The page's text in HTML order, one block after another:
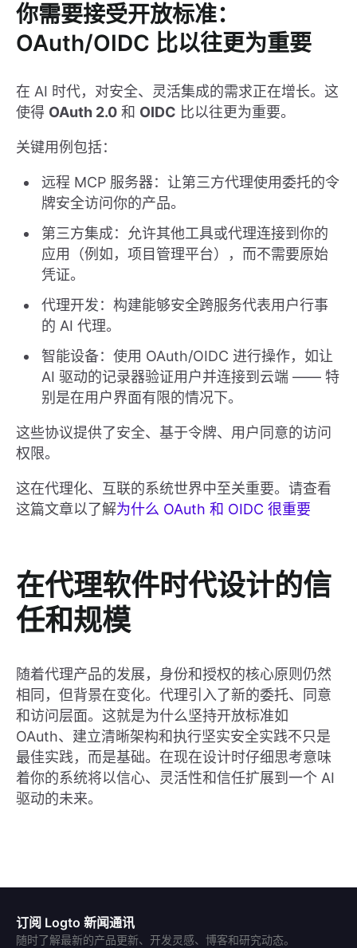
你需要接受开放标准：
OAuth/OIDC 比以往更为重要
在 AI 时代，对安全、灵活集成的需求正在增长。这
使得 OAuth 2.0 和 OIDC 比以往更为重要。
关键用例包括：
远程 MCP 服务器：让第三方代理使用委托的令
牌安全访问你的产品。
第三方集成：允许其他工具或代理连接到你的
应用（例如，项目管理平台），而不需要原始
凭证。
代理开发：构建能够安全跨服务代表用户行事
的 AI 代理。
智能设备：使用 OAuth/OIDC 进行操作，如让
AI 驱动的记录器验证用户并连接到云端 —— 特
别是在用户界面有限的情况下。
这些协议提供了安全、基于令牌、用户同意的访问
权限。
这在代理化、互联的系统世界中至关重要。请查看
这篇文章以了解为什么 OAuth 和 OIDC 很重要
在代理软件时代设计的信
任和规模
随着代理产品的发展，身份和授权的核心原则仍然
相同，但背景在变化。代理引入了新的委托、同意
和访问层面。这就是为什么坚持开放标准如
OAuth、建立清晰架构和执行坚实安全实践不只是
最佳实践，而是基础。在现在设计时仔细思考意味
着你的系统将以信心、灵活性和信任扩展到一个 AI
驱动的未来。
订阅 Logto 新闻通讯
随时了解最新的产品更新、开发灵感、博客和研究动态。